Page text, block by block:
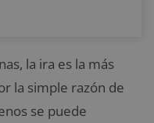
la ira es la más
la simple razón de
se puede